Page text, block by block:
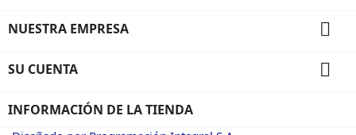
NUESTRA EMPRESA 
SU CUENTA 
INFORMACIÓN DE LA TIENDA